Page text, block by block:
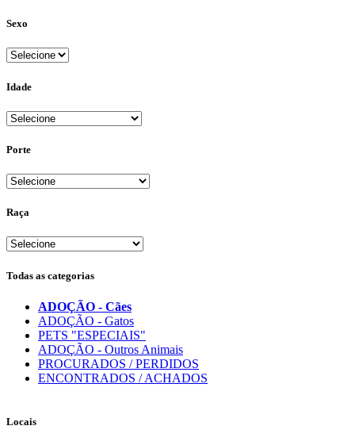
Sexo
Idade
Porte
Raça
Todas as categorias
ADOÇÃO - Cães
ADOÇÃO - Gatos
PETS "ESPECIAIS"
ADOÇÃO - Outros Animais
PROCURADOS / PERDIDOS
ENCONTRADOS / ACHADOS
Locais